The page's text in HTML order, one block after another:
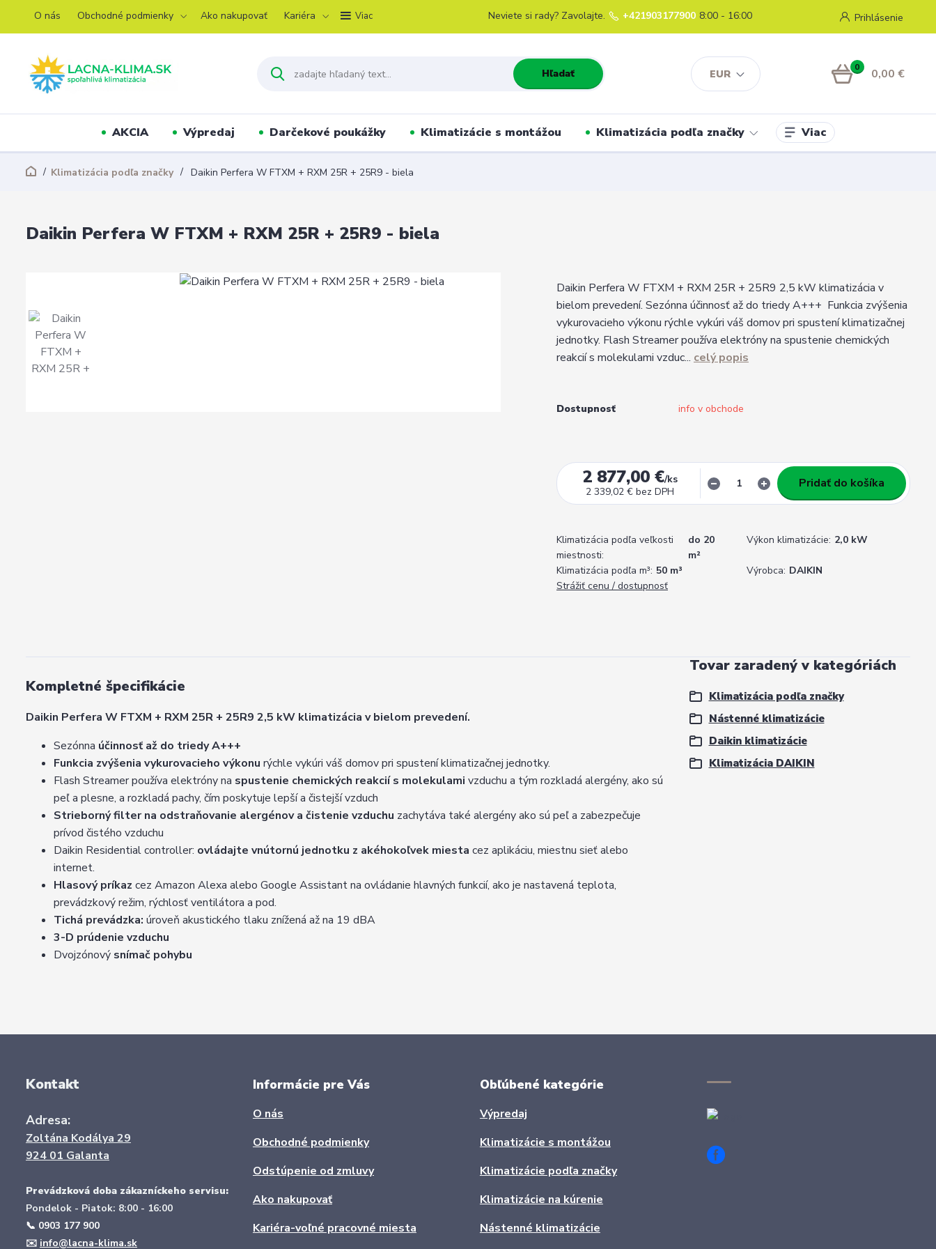
O nás Obchodné podmienky Ako nakupovať Kariéra Viac
EUR
Prihlásenie
Hľadať
Neviete si rady? Zavolajte. +421903177900 8:00 - 16:00
0 0,00 €
AKCIA Výpredaj Darčekové poukážky Klimatizácie s montážou Klimatizácia podľa značky Viac
Klimatizácia podľa značky Daikin Perfera W FTXM + RXM 25R + 25R9 - biela
Daikin Perfera W FTXM + RXM 25R + 25R9 - biela
Daikin Perfera W FTXM + RXM 25R + 25R9 2,5 kW klimatizácia v
bielom prevedení. Sezónna účinnosť až do triedy A+++ Funkcia zvýšenia
vykurovacieho výkonu rýchle vykúri váš domov pri spustení klimatizačnej
jednotky. Flash Streamer používa elektróny na spustenie chemických
reakcií s molekulami vzduc... celý popis
Dostupnosť info v obchode
2 877,00 €/ks
2 339,02 € bez DPH
Pridať do košíka
Klimatizácia podľa veľkosti
miestnosti:
do 20
m²
Výkon klimatizácie: 2,0 kW
Klimatizácia podľa m³: 50 m³ Výrobca: DAIKIN
Strážiť cenu / dostupnosť
Kompletné špecifikácie
Daikin Perfera W FTXM + RXM 25R + 25R9 2,5 kW klimatizácia v bielom prevedení.
Sezónna účinnosť až do triedy A+++
Funkcia zvýšenia vykurovacieho výkonu rýchle vykúri váš domov pri spustení klimatizačnej jednotky.
Flash Streamer používa elektróny na spustenie chemických reakcií s molekulami vzduchu a tým rozkladá alergény, ako sú
peľ a plesne, a rozkladá pachy, čím poskytuje lepší a čistejší vzduch
Strieborný filter na odstraňovanie alergénov a čistenie vzduchu zachytáva také alergény ako sú peľ a zabezpečuje
prívod čistého vzduchu
Daikin Residential controller: ovládajte vnútornú jednotku z akéhokoľvek miesta cez aplikáciu, miestnu sieť alebo
internet.
Hlasový príkaz cez Amazon Alexa alebo Google Assistant na ovládanie hlavných funkcií, ako je nastavená teplota,
prevádzkový režim, rýchlosť ventilátora a pod.
Tichá prevádzka: úroveň akustického tlaku znížená až na 19 dBA
3-D prúdenie vzduchu
Dvojzónový snímač pohybu
Tovar zaradený v kategóriách
Klimatizácia podľa značky
Nástenné klimatizácie
Daikin klimatizácie
Klimatizácia DAIKIN
Kontakt
Adresa:
Zoltána Kodálya 29
924 01 Galanta
Prevádzková doba zákazníckeho servisu:
Pondelok - Piatok: 8:00 - 16:00
📞 0903 177 900
✉️ info@lacna-klima.sk
Informácie pre Vás
O nás
Obchodné podmienky
Odstúpenie od zmluvy
Ako nakupovať
Kariéra-voľné pracovné miesta
Obľúbené kategórie
Výpredaj
Klimatizácie s montážou
Klimatizácie podľa značky
Klimatizácie na kúrenie
Nástenné klimatizácie